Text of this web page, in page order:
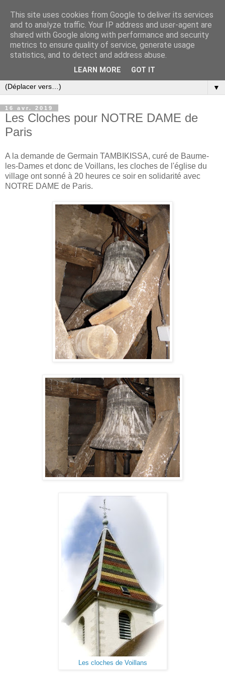
▼
16 avr. 2019
Les Cloches pour NOTRE DAME de
Paris
A la demande de Germain TAMBIKISSA, curé de Baume-
les-Dames et donc de Voillans, les cloches de l'église du
village ont sonné à 20 heures ce soir en solidarité avec
NOTRE DAME de Paris.
Les cloches de Voillans
This site uses cookies from Google to deliver its services
and to analyze traffic. Your IP address and user-agent are
shared with Google along with performance and security
metrics to ensure quality of service, generate usage
statistics, and to detect and address abuse.
LEARN MORE GOT IT